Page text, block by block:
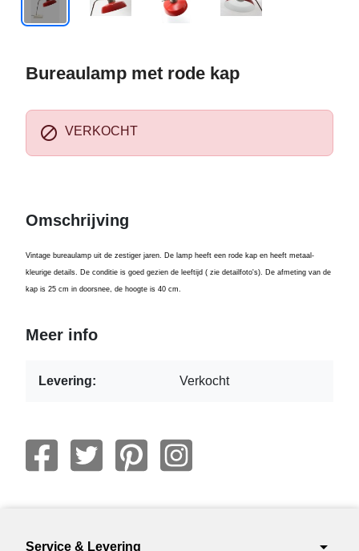
Bureaulamp met rode kap
 VERKOCHT
Omschrijving
Vintage bureaulamp uit de zestiger jaren. De lamp heeft een rode kap en heeft metaal-
kleurige details. De conditie is goed gezien de leeftijd ( zie detailfoto's). De afmeting van de
kap is 25 cm in doorsnee, de hoogte is 40 cm.
Meer info
Levering: Verkocht
Service & Levering